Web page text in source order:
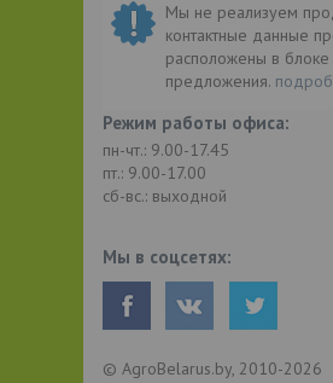
Мы не реализуем
контактные данные
расположены в блоке
предложения.
Режим работы офиса:
пн-чт.: 9.00-17.45
пт.: 9.00-17.00
сб-вс.: выходной
Мы в соцсетях:
© AgroBelarus.by, 2010-2026